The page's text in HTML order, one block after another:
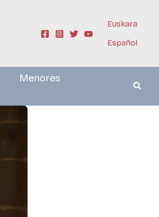
Euskara
Español
Menores